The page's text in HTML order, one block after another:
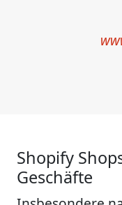
Shopify
Geschäfte